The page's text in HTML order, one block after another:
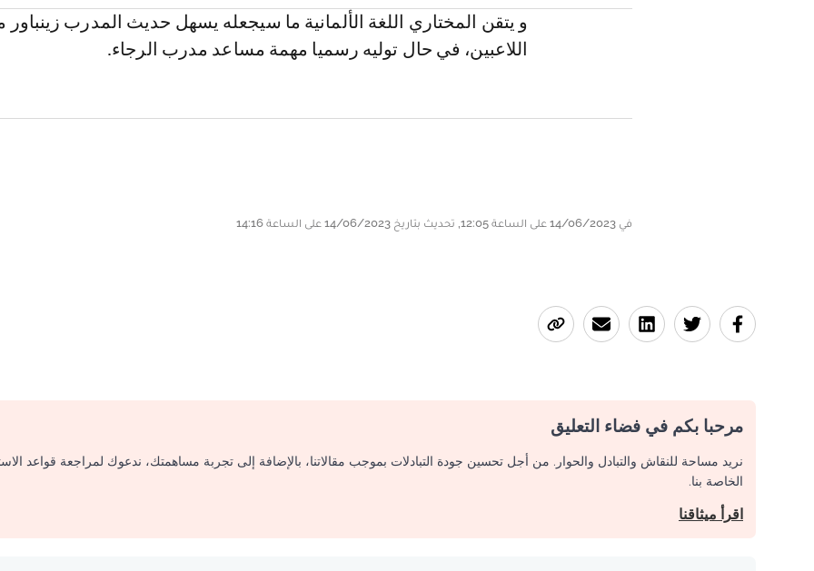
و يتقن المختاري اللغة الألمانية ما سيجعله يسهل حديث المدرب زينباور
اللاعبين، في حال توليه رسميا مهمة مساعد مدرب الرجاء.
في 14/06/2023 على الساعة 12:05, تحديث بتاريخ 14/06/2023 على الساعة 14:16
مرحبا بكم في فضاء التعليق
نريد مساحة للنقاش والتبادل والحوار. من أجل تحسين جودة التبادلات بموجب مقالاتنا، بالإضافة إلى تجربة مساهمتك، ندعوك لمراجعة قواعد
الخاصة بنا.
اقرأ ميثاقنا